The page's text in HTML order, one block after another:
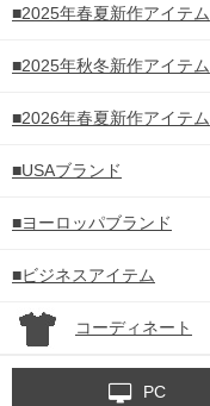
■2025年春夏新作アイテム
■2025年秋冬新作アイテム
■2026年春夏新作アイテム
■USAブランド
■ヨーロッパブランド
■ビジネスアイテム
コーディネート
PC